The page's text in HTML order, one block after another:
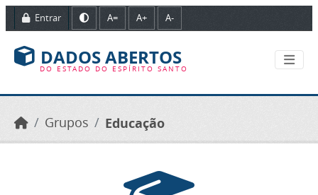
Ir para o conteúdo principal
Entrar A= A+ A-
DADOS ABERTOS
DO ESTADO DO ESPÍRITO SANTO
Grupos Educação